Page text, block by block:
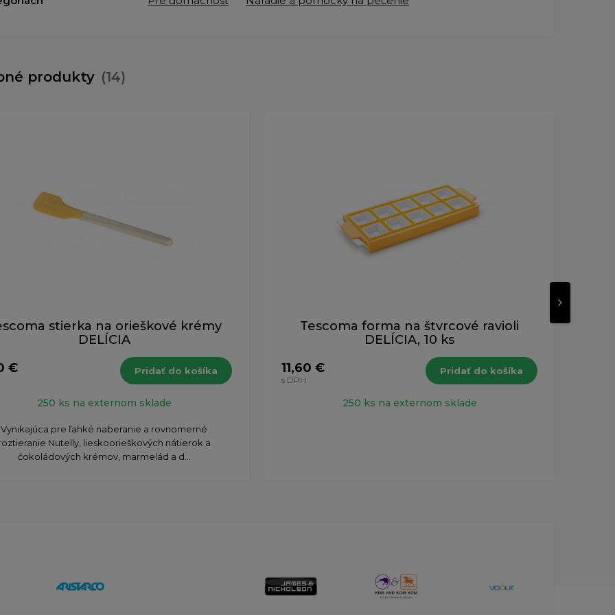
produkty (14)
stierka na orieškové krémy
DELÍCIA
€
Pridať do košíka
250 ks na externom sklade
Vynikajúca pre ľahké naberanie a rovnomerné
Nutelly, lieskoorieškových nátierok a
čokoládových krémov, marmelád a d...
Tescoma forma na štvrcové ravioli
DELÍCIA, 10 ks
11,60 €
s DPH
Pridať do košíka
250 ks na externom sklade